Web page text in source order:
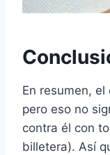
En resumen,
pero eso no
contra él con
billetera). Así